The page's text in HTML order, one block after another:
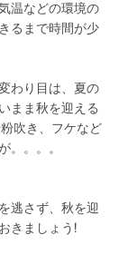
温などの環境の
るまで時間が少
わり目は、夏の
まま秋を迎える
吹き、フケなど
。。。。
逃さず、秋を迎
きましょう!